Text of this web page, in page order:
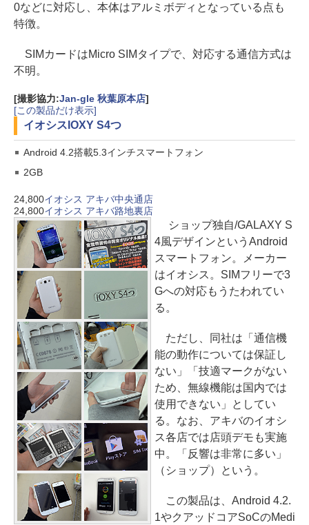
0などに対応し、本体はアルミボディとなっている点も
特徴。
SIMカードはMicro SIMタイプで、対応する通信方式は
不明。
[撮影協力:Jan-gle 秋葉原本店]
[この製品だけ表示]
イオシス IOXY S4つ
Android 4.2搭載5.3インチスマートフォン
2GB
24,800イオシス アキバ中央通店
24,800イオシス アキバ路地裏店
ショップ独自/GALAXY S
4風デザインというAndroid
スマートフォン。メーカー
はイオシス。SIMフリーで3
Gへの対応もうたわれてい
る。
ただし、同社は「通信機
能の動作については保証し
ない」「技適マークがない
ため、無線機能は国内では
使用できない」としてい
る。なお、アキバのイオシ
ス各店では店頭デモも実施
中。「反響は非常に多い」
（ショップ）という。
この製品は、Android 4.2.
1やクアッドコアSoCのMedi